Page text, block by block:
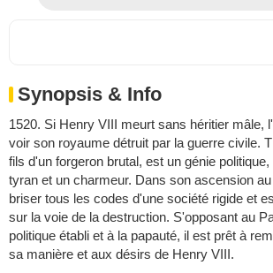
Synopsis & Info
1520. Si Henry VIII meurt sans héritier mâle,
voir son royaume détruit par la guerre civile.
fils d'un forgeron brutal, est un génie
tyran et un charmeur. Dans son ascension
briser tous les codes d'une société rigide et
sur la voie de la destruction. S'opposant au
politique établi et à la papauté, il est prêt à
sa manière et aux désirs de Henry VIII.